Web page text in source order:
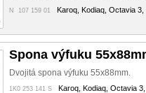
N 107 159 01 Karoq, Kodiaq, Octavia
Spona výfuku
Dvojitá spona výfuku 55x88mm.
1K0 253 141 S Karoq, Kodiaq, Octavia